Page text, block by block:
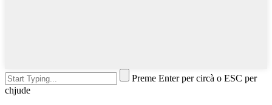
Preme Enter per circà o ESC per
chjude